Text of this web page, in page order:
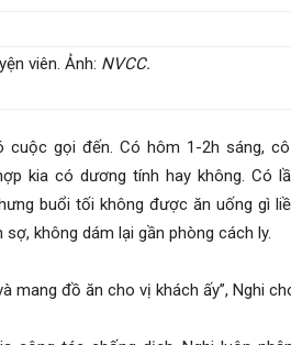
viên. Ảnh: NVCC.
gọi đến. Có hôm 1-2h sáng, cô
kia có dương tính hay không. Có
buổi tối không được ăn uống gì
không dám lại gần phòng cách ly.
mang đồ ăn cho vị khách ấy”, Nghi